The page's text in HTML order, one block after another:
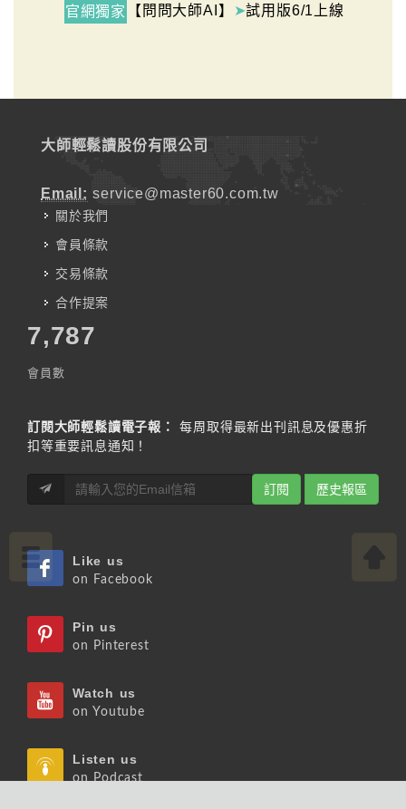
官網獨家 【問問大師AI】 ➤試用版6/1上線
大師輕鬆讀股份有限公司
Email: service@master60.com.tw
關於我們
會員條款
交易條款
合作提案
7,787
會員數
訂閱大師輕鬆讀電子報：
每周取得最新出刊訊息及優惠折
扣等重要訊息通知！
訂閱 歷史報區
Like us
on Facebook
Pin us
on Pinterest
Watch us
on Youtube
Listen us
on Podcast